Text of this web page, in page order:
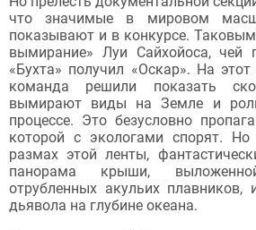
что значимые в мировом
показывают и в конкурсе.
вымирание» Луи Сайхойоса,
«Бухта» получил «Оскар». На
команда решили показать
вымирают виды на Земле и
процессе. Это безусловно
которой с экологами спорят. Но
размах этой ленты,
панорама крыши,
отрубленных акульих плавников,
дьявола на глубине океана.